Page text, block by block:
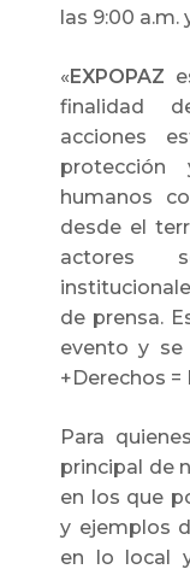
las 9:00 a.m.
«EXPOPAZ
finalidad
acciones
humanos
desde el
actores
de prensa.
evento y se
+Derechos =
Para
principal de
en los que
y ejemplos
en lo local